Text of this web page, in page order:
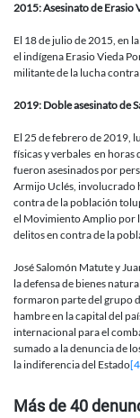
2015: Asesinato de Erasio
El 18 de julio de 2015, en
el indígena Erasio Vieda
militante de la lucha
2019: Doble asesinato de
El 25 de febrero de 2019,
físicas y verbales en horas
fueron asesinados por
Armijo Uclés, involucrado
contra de la población
el Movimiento Amplio por
delitos en contra de la
José Salomón Matute y
la defensa de bienes
formaron parte del grupo
hambre en la capital del
internacional para el
sumado a la denuncia de
la indiferencia del Estado
Más de 40